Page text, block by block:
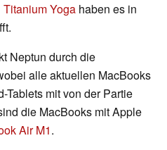
Yoga haben es in
Neptun durch die
alle aktuellen MacBooks
Tablets mit von der Partie
die MacBooks mit Apple
Air M1.